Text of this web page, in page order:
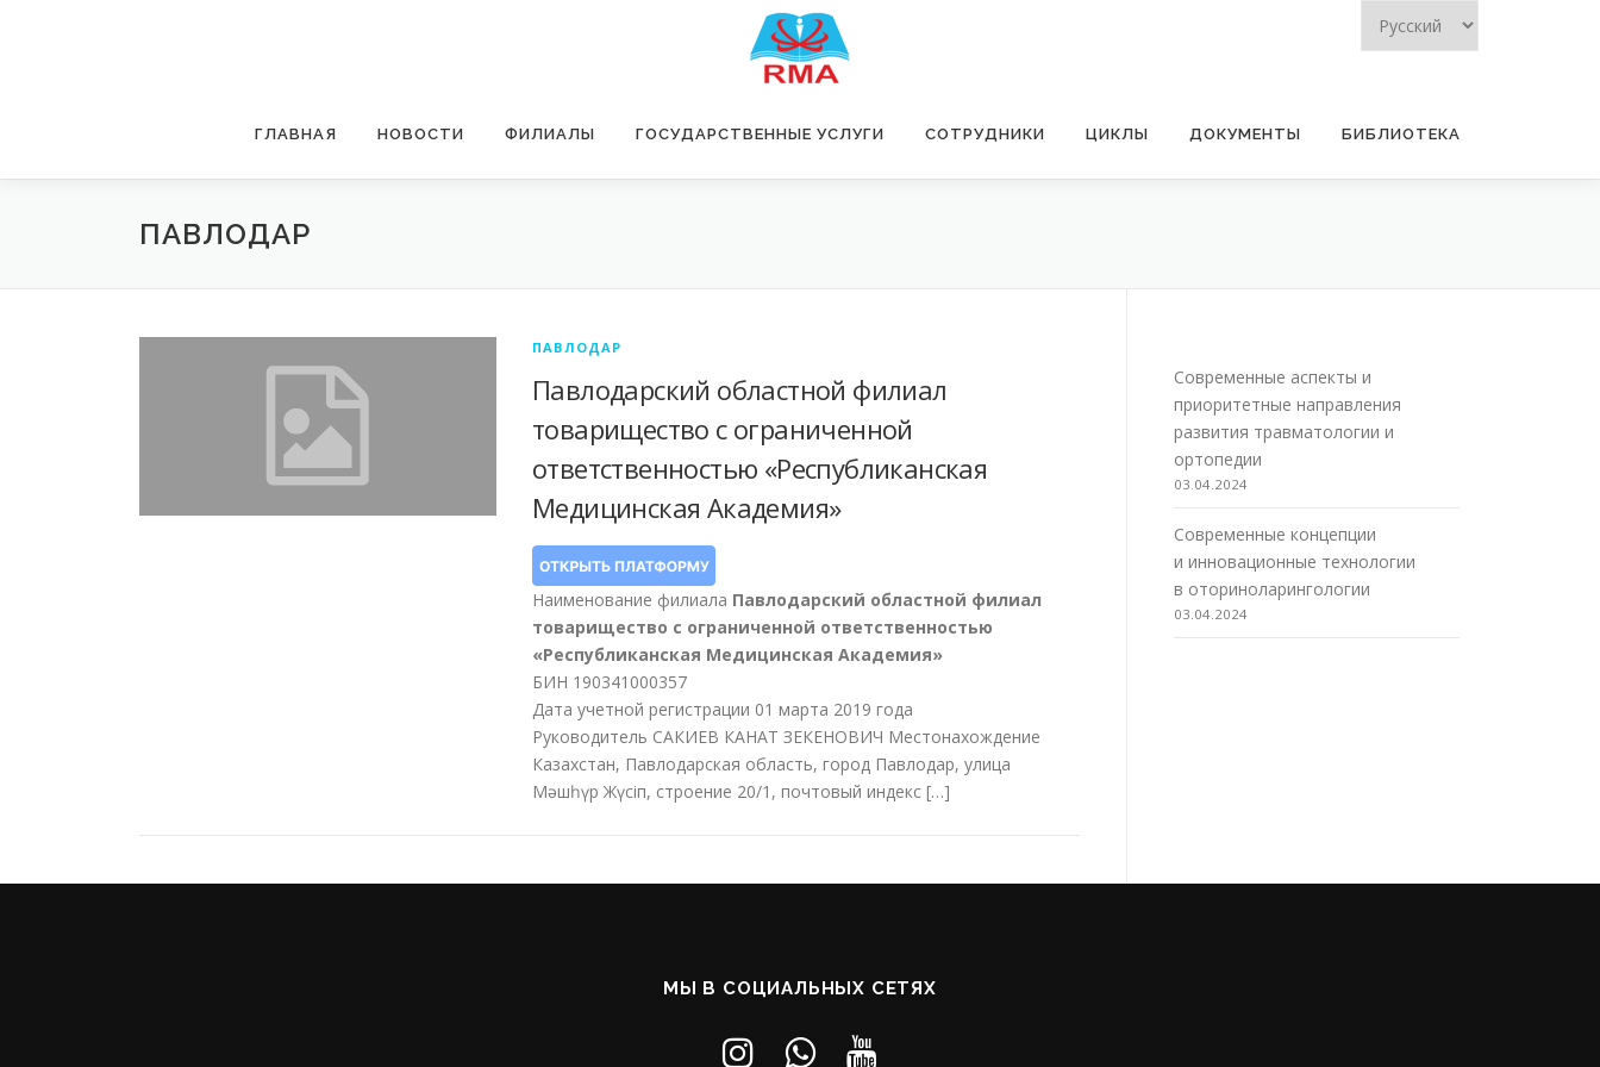
ГЛАВНАЯ НОВОСТИ ФИЛИАЛЫ ГОСУДАРСТВЕННЫЕ УСЛУГИ СОТРУДНИКИ ЦИКЛЫ ДОКУМЕНТЫ БИБЛИОТЕКА
ПАВЛОДАР
ПАВЛОДАР
Павлодарский областной филиал
товарищество с ограниченной
ответственностью «Республиканская
Медицинская Академия»
Наименование филиала Павлодарский областной филиал
товарищество с ограниченной ответственностью
«Республиканская Медицинская Академия»
БИН 190341000357
Дата учетной регистрации 01 марта 2019 года
Руководитель САКИЕВ КАНАТ ЗЕКЕНОВИЧ Местонахождение
Казахстан, Павлодарская область, город Павлодар, улица
Мәшһүр Жүсіп, строение 20/1, почтовый индекс […]
Современные аспекты и
приоритетные направления
развития травматологии и
ортопедии
03.04.2024
Современные концепции
и инновационные технологии
в оториноларингологии
03.04.2024
МЫ В СОЦИАЛЬНЫХ СЕТЯХ